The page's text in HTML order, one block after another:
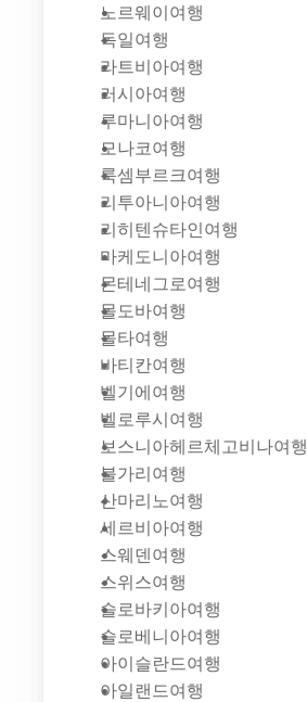
노르웨이여행
독일여행
라트비아여행
러시아여행
루마니아여행
모나코여행
룩셈부르크여행
리투아니아여행
리히텐슈타인여행
마케도니아여행
몬테네그로여행
몰도바여행
몰타여행
바티칸여행
벨기에여행
벨로루시여행
보스니아헤르체고비나여행
불가리여행
산마리노여행
세르비아여행
스웨덴여행
스위스여행
슬로바키아여행
슬로베니아여행
아이슬란드여행
아일랜드여행